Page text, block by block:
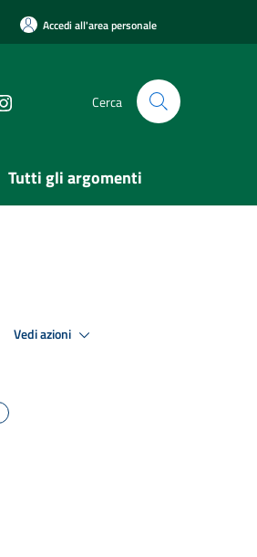
Accedi all'area personale
Cerca
Tutti gli argomenti
Vedi azioni